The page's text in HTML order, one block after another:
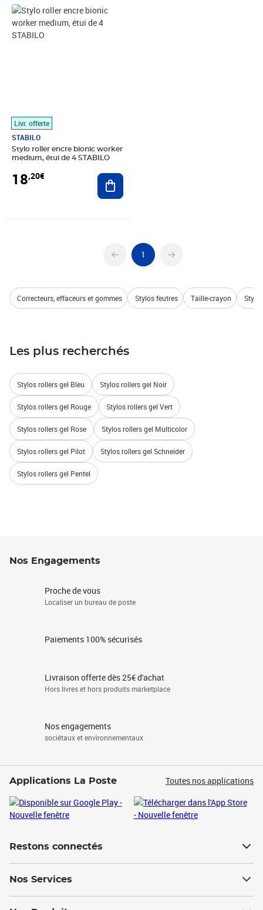
Livr. offerte
STABILO
Stylo roller encre bionic worker
medium, étui de 4 STABILO
18,20€
Prix 18,20€
Ajouter au panier
1
Correcteurs, effaceurs et gommes Stylos feutres Taille-crayon
Les plus recherchés
Stylos rollers gel Bleu Stylos rollers gel Noir
Stylos rollers gel Rouge Stylos rollers gel Vert
Stylos rollers gel Rose Stylos rollers gel Multicolor
Stylos rollers gel Pilot Stylos rollers gel Schneider
Stylos rollers gel Pentel
Nos Engagements
Proche de vous
Localiser un bureau de poste
Paiements 100% sécurisés
Livraison offerte dès 25€ d'achat
Hors livres et hors produits marketplace
Nos engagements
sociétaux et environnementaux
Applications La Poste Toutes nos applications
Restons connectés
Nos Services